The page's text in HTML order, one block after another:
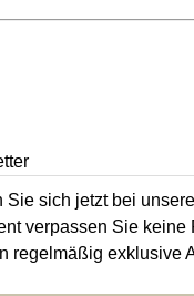
Sie sich jetzt bei
verpassen Sie keine
regelmäßig exklusive